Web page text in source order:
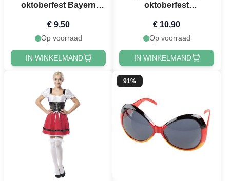
oktoberfest Bayern
€ 9,50
Op voorraad
IN WINKELMAND
oktoberfest
one-size
€ 10,90
Op voorraad
IN WINKELMAND
91%